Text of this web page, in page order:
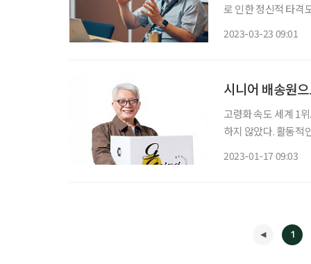
로 인한 정신적 타격
2023-03-23 09:01
시니어 배송원
고령화 속도 세계 1
하지 않았다. 활동적
2023-01-17 09:03
1